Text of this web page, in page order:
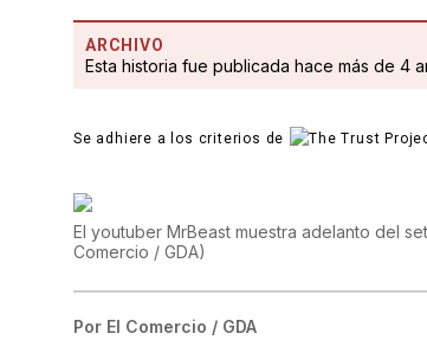
ARCHIVO
Esta historia fue publicada hace más de 4
Se adhiere a los criterios de
El youtuber MrBeast muestra adelanto del
Comercio / GDA)
Por El Comercio / GDA